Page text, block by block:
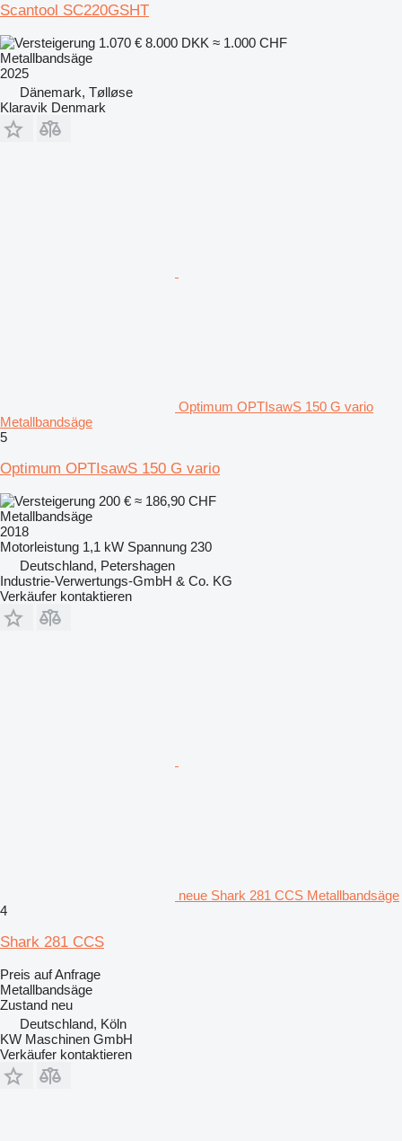
Scantool SC220GSHT
1.070 € 8.000 DKK ≈ 1.000 CHF
Metallbandsäge
2025
Dänemark, Tølløse
Klaravik Denmark
Optimum OPTIsawS 150 G vario
Metallbandsäge
5
Optimum OPTIsawS 150 G vario
200 € ≈ 186,90 CHF
Metallbandsäge
2018
Motorleistung 1,1 kW Spannung 230
Deutschland, Petershagen
Industrie-Verwertungs-GmbH & Co. KG
Verkäufer kontaktieren
neue Shark 281 CCS Metallbandsäge
4
Shark 281 CCS
Preis auf Anfrage
Metallbandsäge
Zustand neu
Deutschland, Köln
KW Maschinen GmbH
Verkäufer kontaktieren